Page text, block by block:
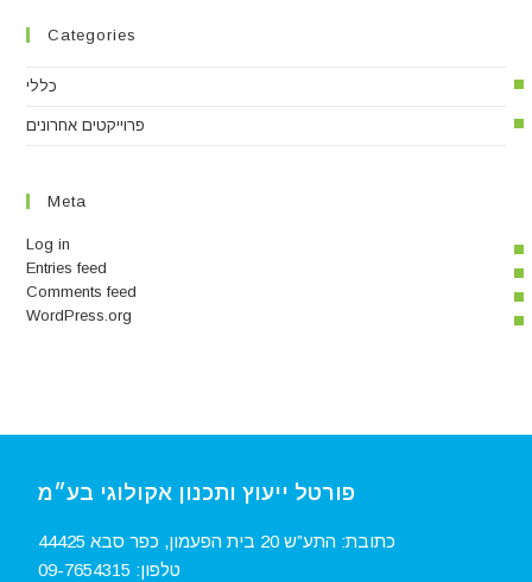
Categories
כללי
פרוייקטים אחרונים
Meta
Log in
Entries feed
Comments feed
WordPress.org
פורטל ייעוץ ותכנון אקולוגי בע״מ
כתובת: התע”ש 20 בית הפעמון, כפר סבא 44425
טלפון: 09-7654315‏